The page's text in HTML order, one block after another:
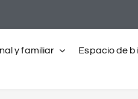
y familiar Espacio de